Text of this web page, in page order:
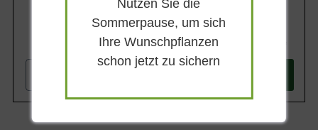
Nutzen Sie die
Sommerpause, um sich
Ihre Wunschpflanzen
schon jetzt zu sichern